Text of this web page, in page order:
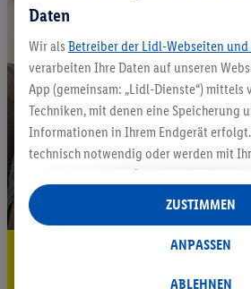
5.95 € Versand
Daten
Wir als Betreiber der Lidl-Webseiten
verarbeiten Ihre Daten auf unseren
App (gemeinsam: „Lidl-Dienste“) mittels
Techniken, mit denen eine Speicherung
Informationen in Ihrem Endgerät
technisch notwendig oder werden mit
auch durch Partner (u.a.
Verantwortliche; im Zusammenhang mit
insgesamt
Statistik-Erstellung oder für
Datenverarbeitungen für personalisierte
ABLEHNEN
ANPASSEN
ZUSTIMMEN